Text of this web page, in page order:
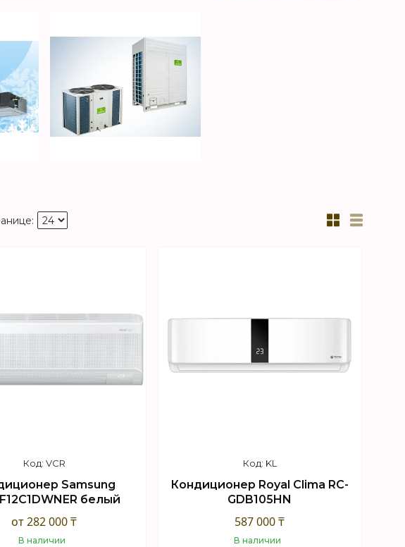
VCR
Samsung
белый
от 282 000 ₸
В наличии
KL
Кондиционер Royal Clima RC-
GDB105HN
587 000 ₸
В наличии